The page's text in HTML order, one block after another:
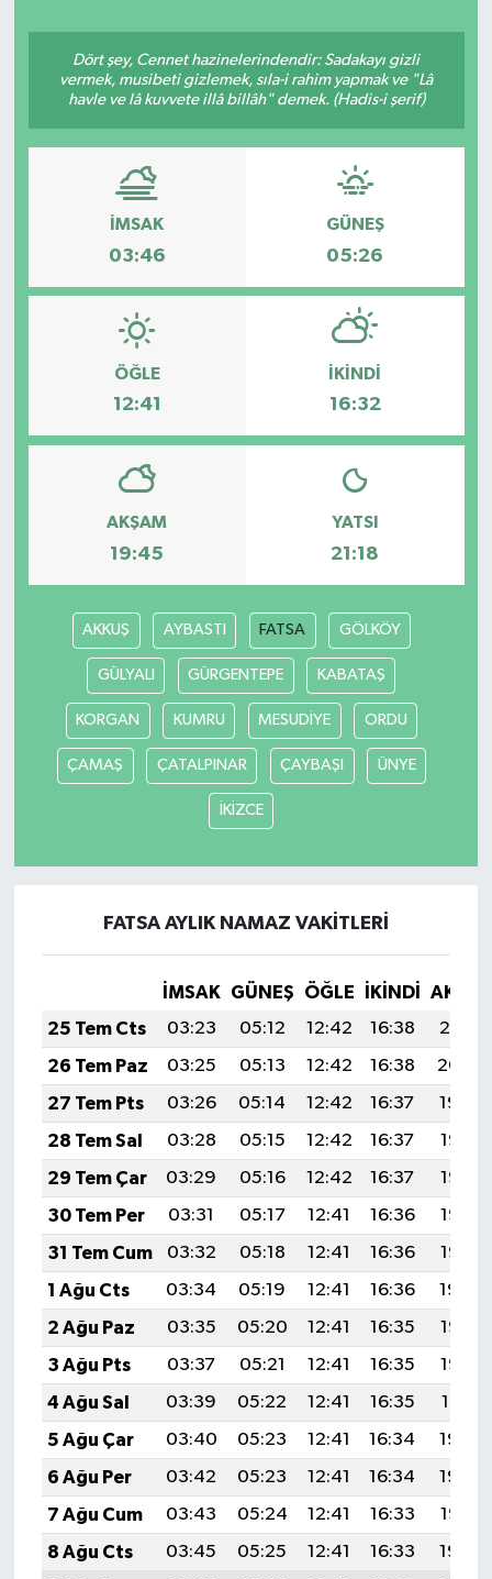
Dört şey, Cennet hazinelerindendir: Sadakayı gizli
vermek, musibeti gizlemek, sıla-i rahim yapmak ve "Lâ
havle ve lâ kuvvete illâ billâh" demek. (Hadis-i şerif)
İMSAK
03:46
GÜNEŞ
05:26
ÖĞLE
12:41
İKINDI
16:32
AKŞAM
19:45
YATSI
21:18
AKKUŞ AYBASTI FATSA GÖLKÖY
GÜLYALI GÜRGENTEPE KABATAŞ
KORGAN KUMRU MESUDİYE ORDU
ÇAMAŞ ÇATALPINAR ÇAYBAŞI ÜNYE
İKİZCE
FATSA AYLIK NAMAZ VAKITLERI
İMSAK GÜNEŞ ÖĞLE İKINDI
25 Tem Cts
03:23 05:12 12:42 16:38
20:01
26 Tem Paz
03:25 05:13 12:42 16:38
20:00
27 Tem Pts
03:26 05:14 12:42 16:37
19:59
28 Tem Sal
03:28 05:15 12:42 16:37
19:58
29 Tem Çar
03:29 05:16 12:42 16:37
19:57
30 Tem Per
03:31 05:17 12:41 16:36
19:56
31 Tem Cum
03:32 05:18 12:41 16:36
19:55
1 Ağu Cts
03:34 05:19 12:41 16:36
19:54
2 Ağu Paz
03:35 05:20 12:41 16:35
19:53
3 Ağu Pts
03:37 05:21 12:41 16:35
19:52
4 Ağu Sal
03:39 05:22 12:41 16:35
19:51
5 Ağu Çar
03:40 05:23 12:41 16:34
19:50
6 Ağu Per
03:42 05:23 12:41 16:34
19:49
7 Ağu Cum
03:43 05:24 12:41 16:33
19:47
8 Ağu Cts
03:45 05:25 12:41 16:33
19:46
Eleman
Emlak
Gurme
İlçe Haberleri
Keşfet
Kültür & Sanat
Magazin
Sağlık
Seri İlan
Siyaset
Sokak Hayvanlarını Sahiplendirme
Yaşam